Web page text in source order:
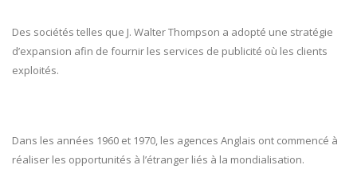
Des sociétés telles que J. Walter Thompson a adopté une stratégie
d’expansion afin de fournir les services de publicité où les clients
exploités.
Dans les années 1960 et 1970, les agences Anglais ont commencé à
réaliser les opportunités à l’étranger liés à la mondialisation.